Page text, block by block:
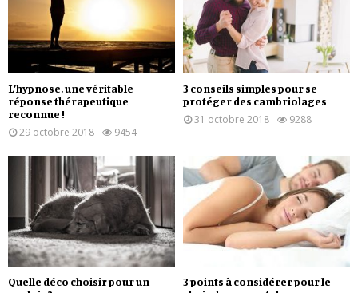
L’hypnose, une véritable
réponse thérapeutique
reconnue !
29 octobre 2018
9454
3 conseils simples pour se
protéger des cambriolages
31 octobre 2018
9288
Quelle déco choisir pour un
3 points à considérer pour le